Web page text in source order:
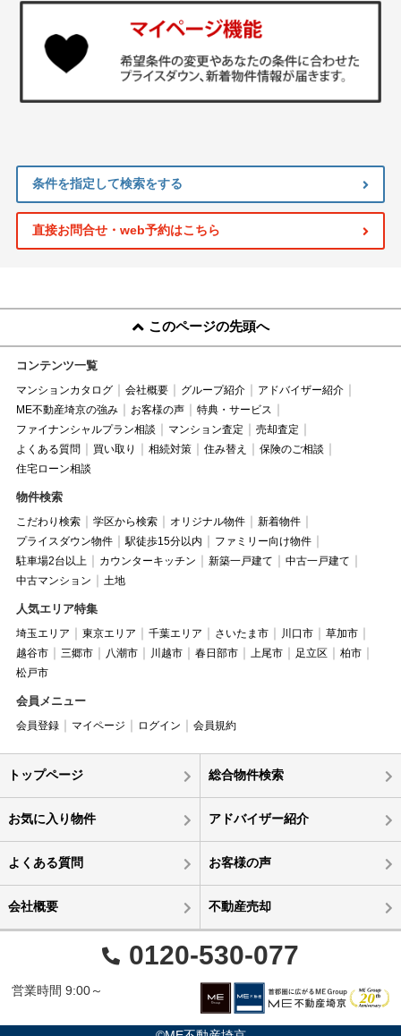
条件を指定して検索をする
直接お問合せ・web予約はこちら
このページの先頭へ
コンテンツ一覧
マンションカタログ 会社概要 グループ紹介
アドバイザー紹介
ME不動産埼京の強み
お客様の声
特典・サービス
ファイナンシャルプラン相談
マンション査定
売却査定
よくある質問
買い取り 相続対策 住み替え
保険のご相談
住宅ローン相談
物件検索
こだわり検索 学区から検索 オリジナル物件
新着物件
プライスダウン物件
駅徒歩15分以内
ファミリー向け物件
駐車場2台以上
カウンターキッチン 新築一戸建て
中古一戸建て
中古マンション
土地
人気エリア特集
埼玉エリア 東京エリア 千葉エリア さいたま市 川口市
草加市
越谷市
三郷市 八潮市 川越市 春日部市 上尾市 足立区
柏市
松戸市
会員メニュー
会員登録 マイページ ログイン 会員規約
トップページ 総合物件検索
お気に入り物件 アドバイザー紹介
よくある質問 お客様の声
会社概要 不動産売却
0120-530-077
営業時間 9:00～